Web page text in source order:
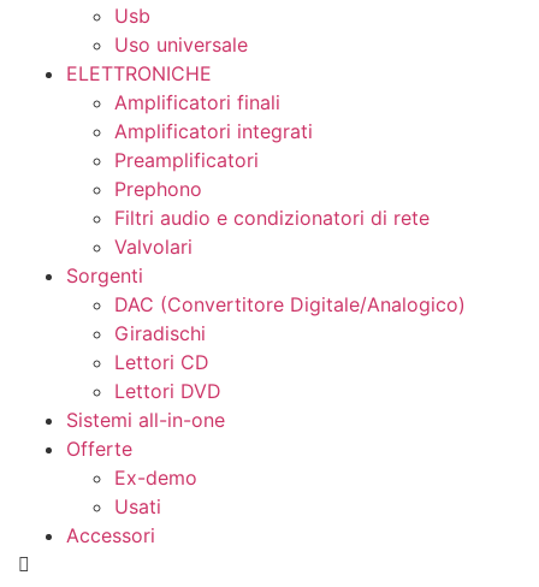
Usb
Uso universale
ELETTRONICHE
Amplificatori finali
Amplificatori integrati
Preamplificatori
Prephono
Filtri audio e condizionatori di rete
Valvolari
Sorgenti
DAC (Convertitore Digitale/Analogico)
Giradischi
Lettori CD
Lettori DVD
Sistemi all-in-one
Offerte
Ex-demo
Usati
Accessori